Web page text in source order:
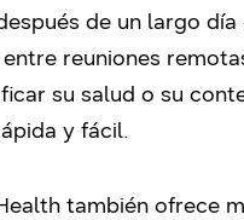
de un largo día
entre reuniones
su salud o su
y fácil.
también ofrece